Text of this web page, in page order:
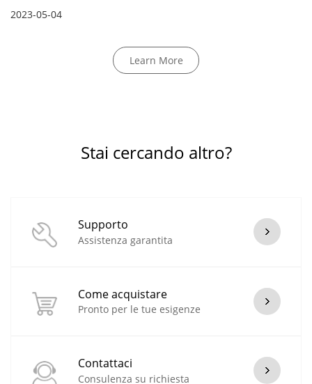
2023-05-04
Learn More
Stai cercando altro?
Supporto
Assistenza garantita
Come acquistare
Pronto per le tue esigenze
Contattaci
Consulenza su richiesta